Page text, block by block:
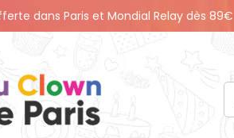
dans Paris et Mondial Relay dès